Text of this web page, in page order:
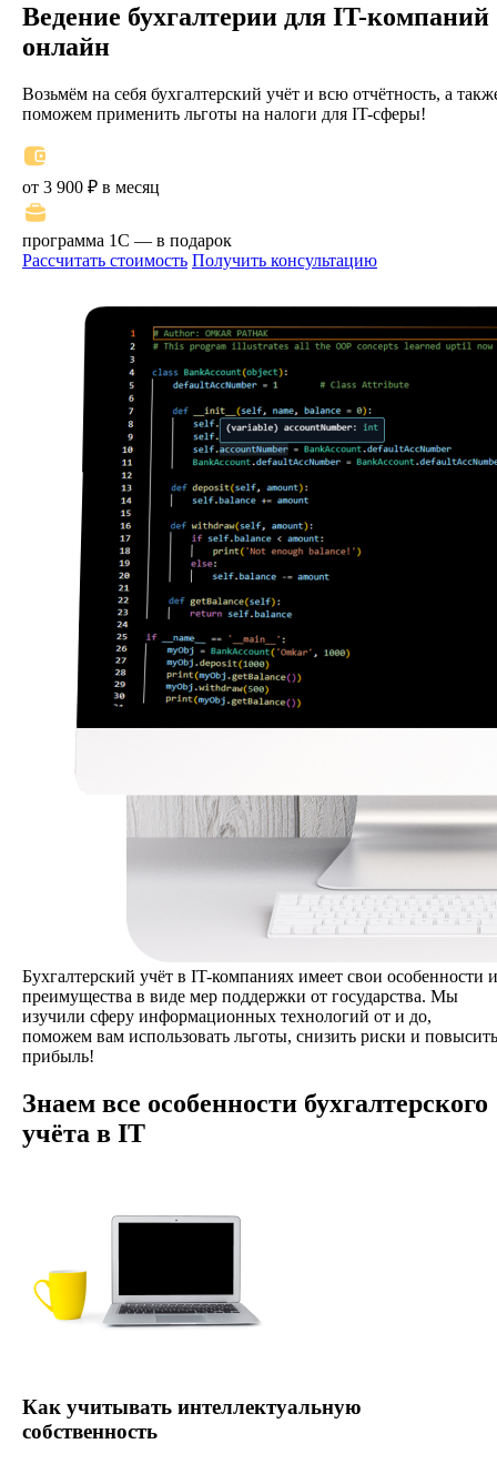
Ведение бухгалтерии для IT-компаний
онлайн
Возьмём на себя бухгалтерский учёт и всю отчётность, а
поможем применить льготы на налоги для IT-сферы!
от 3 900 ₽ в месяц
программа 1С — в подарок
Рассчитать стоимость Получить консультацию
Бухгалтерский учёт в IT-компаниях имеет свои особенности и
преимущества в виде мер поддержки от государства. Мы
изучили сферу информационных технологий от и до,
поможем вам использовать льготы, снизить риски и повысить
прибыль!
Знаем все особенности бухгалтерского
учёта в IT
Как учитывать интеллектуальную
собственность